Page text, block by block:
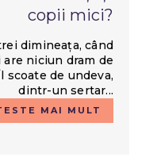
copii mici?
dimineața, când
niciun dram de
scoate de undeva,
dintr-un sertar...
MAI MULT